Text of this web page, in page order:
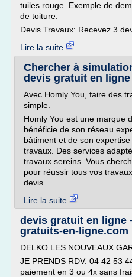
tuiles rouge. Exemple de
de toiture.
Devis Travaux: Recevez 3
Lire la suite
Chercher à
devis gratuit en ligne
Avec Homly You, faire des
simple.
Homly You est une marque
bénéficie de son réseau
bâtiment et de son
travaux. Des services
travaux sereins. Vous
pour réussir tous vos
devis...
Lire la suite
devis gratuit en ligne
gratuits-en-ligne.com
DELKO LES NOUVEAUX
JE PRENDS RDV. 04 42 53
paiement en 3 ou 4x sans